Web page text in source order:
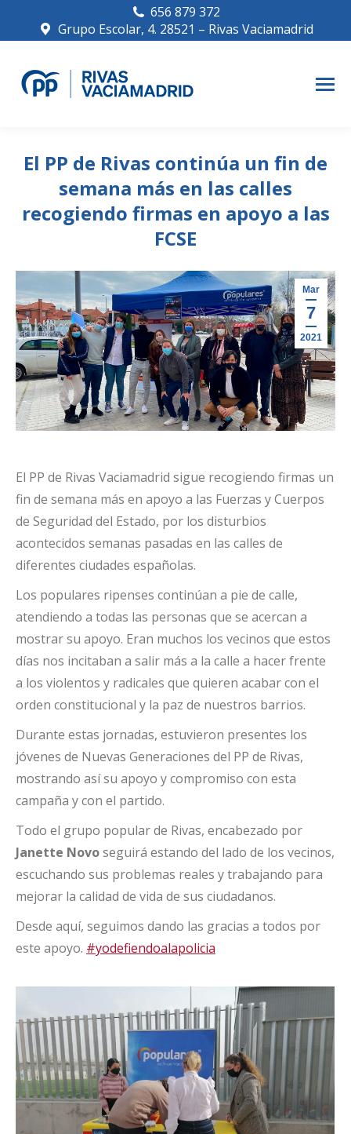
656 879 372
Grupo Escolar, 4. 28521 – Rivas Vaciamadrid
El PP de Rivas continúa un fin de
semana más en las calles
recogiendo firmas en apoyo a las
FCSE
Mar
7
2021
El PP de Rivas Vaciamadrid sigue recogiendo firmas un
fin de semana más en apoyo a las Fuerzas y Cuerpos
de Seguridad del Estado, por los disturbios
acontecidos semanas pasadas en las calles de
diferentes ciudades españolas.
Los populares ripenses continúan a pie de calle,
atendiendo a todas las personas que se acercan a
mostrar su apoyo. Eran muchos los vecinos que estos
días nos incitaban a salir más a la calle a hacer frente
a los violentos y radicales que quieren acabar con el
orden constitucional y la paz de nuestros barrios.
Durante estas jornadas, estuvieron presentes los
jóvenes de Nuevas Generaciones del PP de Rivas,
mostrando así su apoyo y compromiso con esta
campaña y con el partido.
Todo el grupo popular de Rivas, encabezado por
Janette Novoseguirá estando del lado de los vecinos,
escuchando sus problemas reales y trabajando para
mejorar la calidad de vida de sus ciudadanos.
Desde aquí, seguimos dando las gracias a todos por
este apoyo. #yodefiendoalapolicia